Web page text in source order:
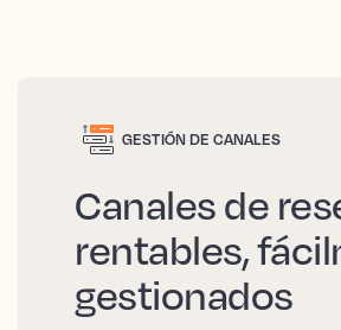
GESTIÓN DE CANALES
Canales de
rentables,
gestionados